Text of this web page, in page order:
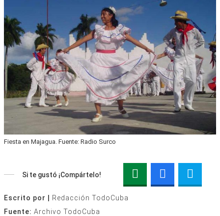
Fiesta en Majagua. Fuente: Radio Surco
Si te gustó ¡Compártelo!
Escrito por |
Redacción TodoCuba
Fuente: Archivo TodoCuba